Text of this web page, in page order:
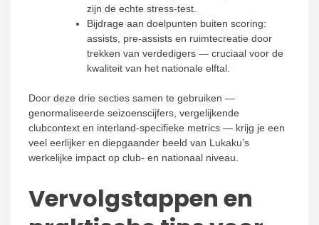
zijn de echte stress-test.
Bijdrage aan doelpunten buiten scoring:
assists, pre-assists en ruimtecreatie door
trekken van verdedigers — cruciaal voor de
kwaliteit van het nationale elftal.
Door deze drie secties samen te gebruiken —
genormaliseerde seizoenscijfers, vergelijkende
clubcontext en interland-specifieke metrics — krijg je een
veel eerlijker en diepgaander beeld van Lukaku’s
werkelijke impact op club- en nationaal niveau.
Vervolgstappen en